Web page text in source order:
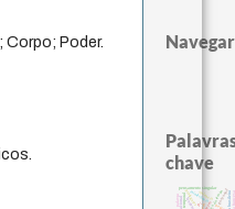
Corpo; Poder.
Navegar
chave
protágorasintolerância
palavra leyes
violencia guayaquil
lei
pensamento singular